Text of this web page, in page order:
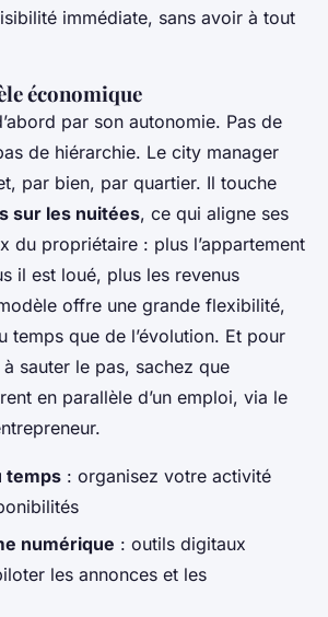
immédiate, sans avoir à tout
économique
par son autonomie. Pas de
de hiérarchie. Le city manager
par bien, par quartier. Il touche
sur les nuitées, ce qui aligne ses
du propriétaire : plus l’appartement
il est loué, plus les revenus
offre une grande flexibilité,
temps que de l’évolution. Et pour
sauter le pas, sachez que
en parallèle d’un emploi, via le
temps : organisez votre activité
numérique : outils digitaux
les annonces et les